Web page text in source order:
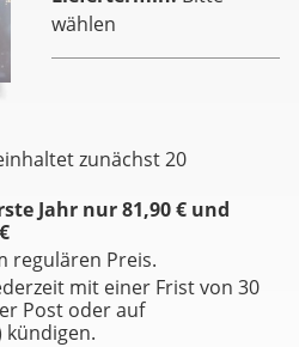
wählen
zunächst 20
Jahr nur 81,90 € und
regulären Preis.
mit einer Frist von 30
Post oder auf
kündigen.